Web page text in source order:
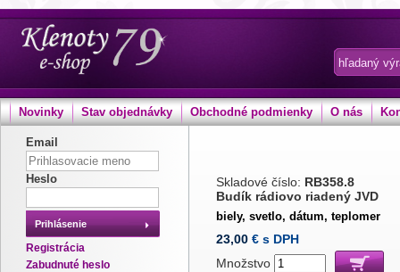
Novinky Stav objednávky Obchodné podmienky O nás
Email
Heslo
Prihlásenie
Registrácia
Zabudnuté heslo
Skladové číslo: RB358.8
Budík rádiovo riadený JVD
biely, svetlo, dátum, teplomer
23,00 € s DPH
Množstvo